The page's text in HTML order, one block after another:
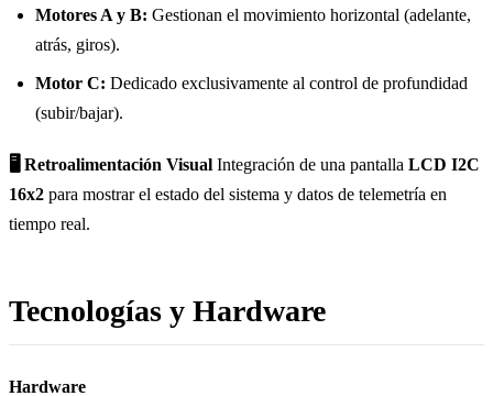
Motores A y B: Gestionan el movimiento horizontal (adelante,
atrás, giros).
Motor C: Dedicado exclusivamente al control de profundidad
(subir/bajar).
🖥️ Retroalimentación Visual Integración de una pantalla LCD I2C
16x2 para mostrar el estado del sistema y datos de telemetría en
tiempo real.
Tecnologías y Hardware
Hardware